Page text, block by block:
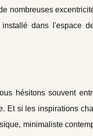
nombreuses
dans l'espace
hésitons souvent
Et si les inspirations
minimaliste